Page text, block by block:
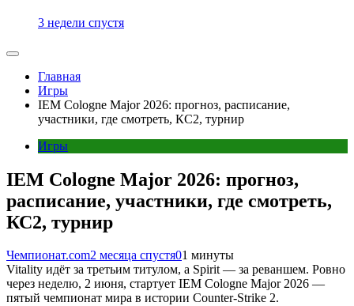
3 недели спустя
Главная
Игры
IEM Cologne Major 2026: прогноз, расписание,
участники, где смотреть, КС2, турнир
Игры
IEM Cologne Major 2026: прогноз,
расписание, участники, где смотреть,
КС2, турнир
Чемпионат.com2 месяца спустя01 минуты
Vitality идёт за третьим титулом, а Spirit — за реваншем. Ровно
через неделю, 2 июня, стартует IEM Cologne Major 2026 —
пятый чемпионат мира в истории Counter-Strike 2.